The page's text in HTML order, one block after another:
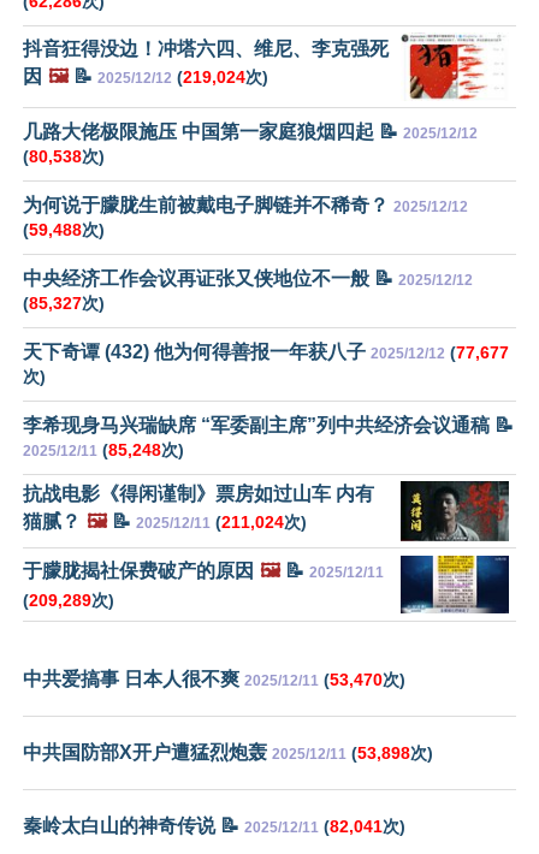
抖音狂得没边！冲塔六四、维尼、李克强死
因 🖼️📝 2025/12/12 (219,024次)
几路大佬极限施压 中国第一家庭狼烟四起 📝 2025/12/12
(80,538次)
为何说于朦胧生前被戴电子脚链并不稀奇？ 2025/12/12
(59,488次)
中央经济工作会议再证张又侠地位不一般 📝 2025/12/12
(85,327次)
天下奇谭 (432) 他为何得善报一年获八子 2025/12/12 (77,677
次)
李希现身马兴瑞缺席 “军委副主席”列中共经济会议通稿 📝
2025/12/11 (85,248次)
抗战电影《得闲谨制》票房如过山车 内有
猫腻？ 🖼️📝 2025/12/11 (211,024次)
于朦胧揭社保费破产的原因 🖼️📝 2025/12/11
(209,289次)
中共爱搞事 日本人很不爽 2025/12/11 (53,470次)
中共国防部X开户遭猛烈炮轰 2025/12/11 (53,898次)
秦岭太白山的神奇传说 📝 2025/12/11 (82,041次)